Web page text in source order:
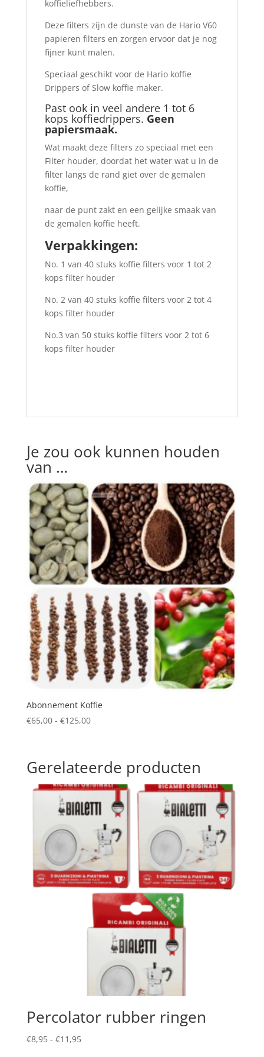
koffieliefhebbers.
Deze filters zijn de dunste van de Hario V60
papieren filters en zorgen ervoor dat je nog
fijner kunt malen.
Speciaal geschikt voor de Hario koffie
Drippers of Slow koffie maker.
Past ook in veel andere 1 tot 6
kops koffiedrippers. Geen
papiersmaak.
Wat maakt deze filters zo speciaal met een
Filter houder, doordat het water wat u in de
filter langs de rand giet over de gemalen
koffie,
naar de punt zakt en een gelijke smaak van
de gemalen koffie heeft.
Verpakkingen:
No. 1 van 40 stuks koffie filters voor 1 tot 2
kops filter houder
No. 2 van 40 stuks koffie filters voor 2 tot 4
kops filter houder
No.3 van 50 stuks koffie filters voor 2 tot 6
kops filter houder
Je zou ook kunnen houden
van …
Abonnement Koffie
€65,00 - €125,00Prijsklasse:
€125,00
Gerelateerde producten
Percolator rubber ringen
€8,95 - €11,95Prijsklasse: